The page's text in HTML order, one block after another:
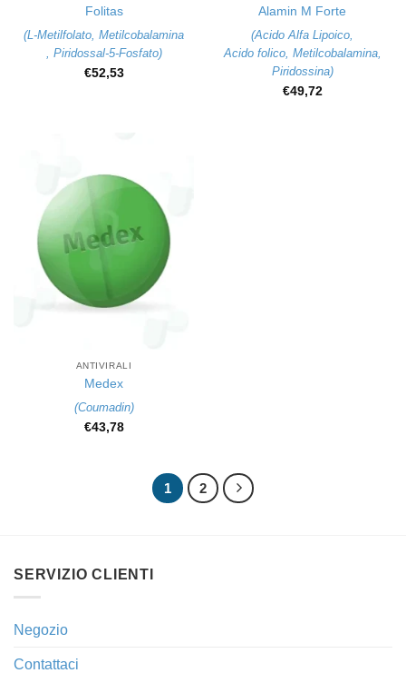
Folitas
(L-Metilfolato, Metilcobalamina
, Piridossal-5-Fosfato)
€52,53
Alamin M Forte
(Acido Alfa Lipoico,
Acido folico, Metilcobalamina,
Piridossina)
€49,72
ANTIVIRALI
Medex
(Coumadin)
€43,78
1 2
SERVIZIO CLIENTI
Negozio
Contattaci